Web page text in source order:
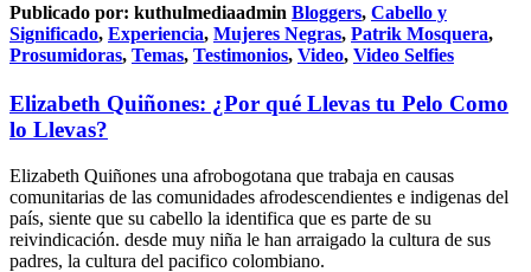
Publicado por: kuthulmediaadmin Bloggers, Cabello y
Significado, Experiencia, Mujeres Negras, Patrik Mosquera,
Prosumidoras, Temas, Testimonios, Video, Video Selfies
Elizabeth Quiñones: ¿Por qué Llevas tu Pelo Como
lo Llevas?
Elizabeth Quiñones una afrobogotana que trabaja en causas
comunitarias de las comunidades afrodescendientes e indigenas del
país, siente que su cabello la identifica que es parte de su
reivindicación. desde muy niña le han arraigado la cultura de sus
padres, la cultura del pacifico colombiano.